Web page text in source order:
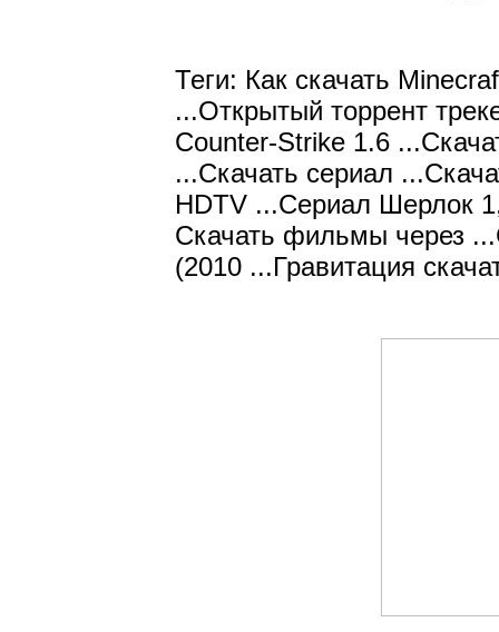
Теги: Как скачать
...Открытый торрент
Counter-Strike 1.6
...Скачать сериал
HDTV ...Сериал Шерлок
Скачать фильмы через
(2010 ...Гравитация